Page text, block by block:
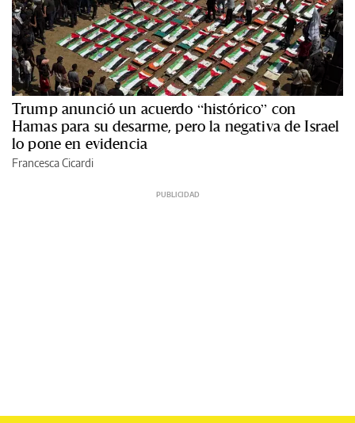
Trump anunció un acuerdo “histórico” con
Hamas para su desarme, pero la negativa de Israel
lo pone en evidencia
Francesca Cicardi